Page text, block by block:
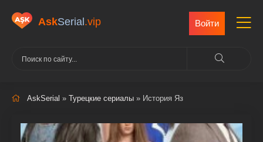
AskSerial .vip Войти
AskSerial » Турецкие сериалы » История Яз